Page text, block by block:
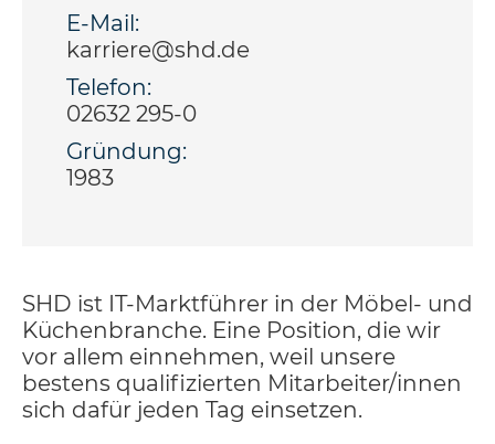
SHD ist IT-Marktführer in der Möbel- und
Küchenbranche. Eine Position, die wir
vor allem einnehmen, weil unsere
bestens qualifizierten Mitarbeiter/innen
sich dafür jeden Tag einsetzen.
E-Mail:
karriere@shd.de
Telefon:
02632 295-0
Gründung:
1983